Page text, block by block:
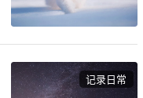
记录日常